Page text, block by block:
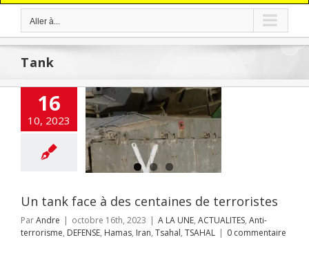
Aller à...
Tank
16
10, 2023
face à des
de
ACTUALITES
DEFENSE
Un tank face à des centaines de terroristes
ParAndre | octobre 16th, 2023 | A LA UNE, ACTUALITES, Anti-
terrorisme, DEFENSE, Hamas, Iran, Tsahal, TSAHAL | 0 commentaire